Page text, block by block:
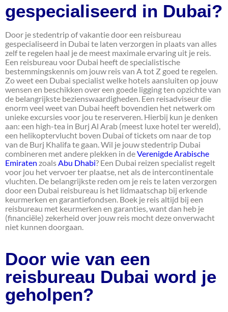
gespecialiseerd in Dubai?
Door je stedentrip of vakantie door een reisbureau
gespecialiseerd in Dubai te laten verzorgen in plaats van alles
zelf te regelen haal je de meest maximale ervaring uit je reis.
Een reisbureau voor Dubai heeft de specialistische
bestemmingskennis om jouw reis van A tot Z goed te regelen.
Zo weet een Dubai specialist welke hotels aansluiten op jouw
wensen en beschikken over een goede ligging ten opzichte van
de belangrijkste bezienswaardigheden. Een reisadviseur die
enorm veel weet van Dubai heeft bovendien het netwerk om
unieke excursies voor jou te reserveren. Hierbij kun je denken
aan: een high-tea in Burj Al Arab (meest luxe hotel ter wereld),
een helikoptervlucht boven Dubai of tickets om naar de top
van de Burj Khalifa te gaan. Wil je jouw stedentrip Dubai
combineren met andere plekken in deVerenigde Arabische
Emiraten zoals Abu Dhabi? Een Dubai reizen specialist regelt
voor jou het vervoer ter plaatse, net als de intercontinentale
vluchten. De belangrijkste reden om je reis te laten verzorgen
door een Dubai reisbureau is het lidmaatschap bij erkende
keurmerken en garantiefondsen. Boek je reis altijd bij een
reisbureau met keurmerken en garanties, want dan heb je
(financiële) zekerheid over jouw reis mocht deze onverwacht
niet kunnen doorgaan.
Door wie van een
reisbureau Dubai word je
geholpen?